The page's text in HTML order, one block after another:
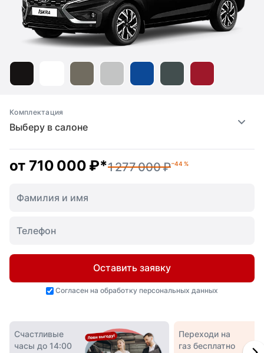
Выберу в салоне
Комплектация
от 710 000 ₽*1 277 000 ₽–44 %
Оставить заявку
Согласен на обработку персональных данных
Счастливые
часы до 14:00
Переходи на
газ бесплатно